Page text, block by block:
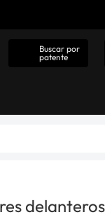
Buscar por
patente